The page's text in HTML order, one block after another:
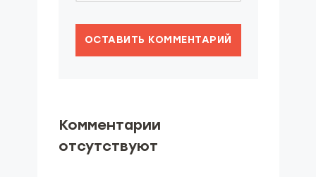
ОСТАВИТЬ КОММЕНТАРИЙ
Комментарии
отсутствуют